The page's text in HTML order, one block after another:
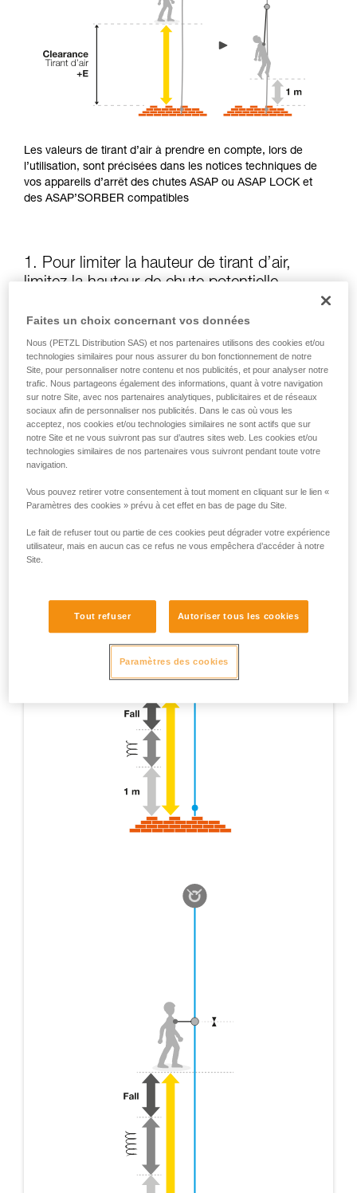
Les valeurs de tirant d’air à prendre en compte, lors de
l’utilisation, sont précisées dans les notices techniques de
vos appareils d’arrêt des chutes ASAP ou ASAP LOCK et
des ASAP’SORBER compatibles
1. Pour limiter la hauteur de tirant d’air,
limitez la hauteur de chute potentielle
La position de l’ASAP ou de l’ASAP LOCK, par rapport à
l’utilisateur, influe sur la hauteur de chute et donc sur la
longueur de déchirement de l’absorbeur d’énergie : ces
deux éléments augmentent le tirant d’air.
Gardez autant que possible l’ASAP ou l’ASAP LOCK au-
dessus du point d’attache de votre harnais
Faites un choix concernant vos données
Nous (PETZL Distribution SAS) et nos partenaires utilisons des cookies et/ou
technologies similaires pour nous assurer du bon fonctionnement de notre
Site, pour personnaliser notre contenu et nos publicités, et pour analyser notre
trafic. Nous partageons également des informations, quant à votre navigation
sur notre Site, avec nos partenaires analytiques, publicitaires et de réseaux
sociaux afin de personnaliser nos publicités. Dans le cas où vous les
acceptez, nos cookies et/ou technologies similaires ne sont actifs que sur
notre Site et ne vous suivront pas sur d’autres sites web. Les cookies et/ou
technologies similaires de nos partenaires vous suivront pendant toute votre
navigation.
Vous pouvez retirer votre consentement à tout moment en cliquant sur le lien «
Paramètres des cookies » prévu à cet effet en bas de page du Site.
Le fait de refuser tout ou partie de ces cookies peut dégrader votre expérience
utilisateur, mais en aucun cas ce refus ne vous empêchera d’accéder à notre
Site.
Tout refuser Autoriser tous les cookies
Paramètres des cookies